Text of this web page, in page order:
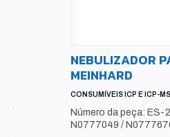
NEBULIZADOR
MEINHARD
CONSUMÍVEIS ICP E ICP-MS
Número da peça:
N0777049 /